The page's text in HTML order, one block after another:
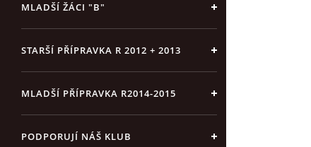
MLADŠÍ ŽÁCI "B"
STARŠÍ PŘÍPRAVKA R 2012 + 2013
MLADŠÍ PŘÍPRAVKA R2014-2015
PODPORUJÍ NÁŠ KLUB